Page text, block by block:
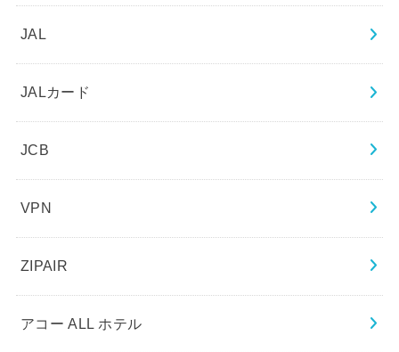
JAL
JALカード
JCB
VPN
ZIPAIR
アコー ALL ホテル